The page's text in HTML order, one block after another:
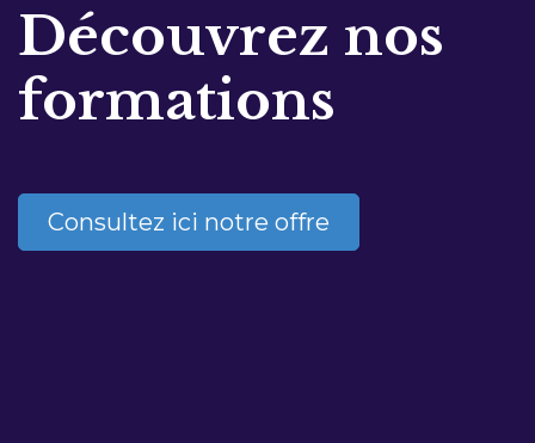
Découvrez nos
formations
Consultez ici notre offre